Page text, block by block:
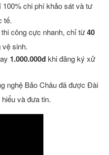
100% chi phí khảo sát và tư
tế.
công cực nhanh, chỉ từ40
vệ sinh.
1.000.000đkhi đăng ký xử
nghệ Bảo Châu đã được Đài
và đưa tin.